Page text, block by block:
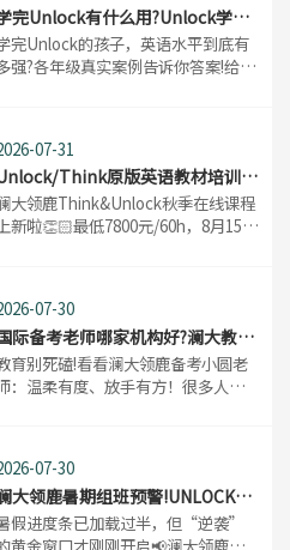
。
完Unlock有什么用?Unlock学完
语能到什么水平
完Unlock的孩子，英语水平到底有
强?各年级真实案例告诉你答案!给孩
啥起色。
07-31
Think原版英语教材培训课
哪家好?澜大教育秋季班怎么样?
大领鹿Think&Unlock秋季在线课程
新啦👏🏻最低7800元/60h，8月15日
9月4日-27年4月30日
07-30
际备考老师哪家机构好?澜大教育
际备考培训教师推荐
育别死磕!看看澜大领鹿备考小圆老
：温柔有度、放手有方！很多人觉
伤”。拿捏分寸才是真功夫。
07-30
大领鹿暑期组班预警!UNLOCK、
还有少量班级可补位→
假进度条已加载过半，但“逆袭”
黄金窗口才刚刚开启📢澜大领鹿暑